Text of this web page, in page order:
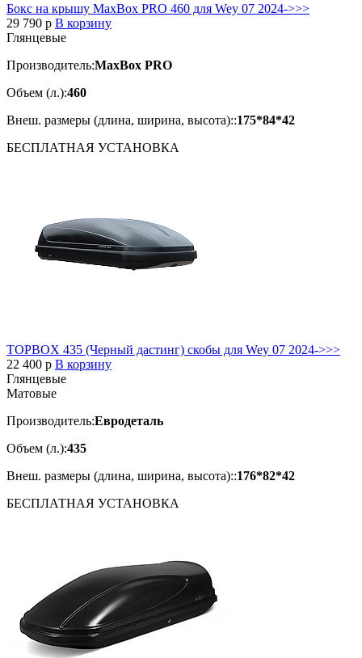
Бокс на крышу MaxBox PRO 460 для Wey 07 2024->>>
29 790 p В корзину
Глянцевые
Производитель:MaxBox PRO
Объем (л.):460
Внеш. размеры (длина, ширина, высота)::175*84*42
БЕСПЛАТНАЯ УСТАНОВКА
TOPBOX 435 (Черный дастинг) скобы для Wey 07 2024->>>
22 400 p В корзину
Глянцевые
Матовые
Производитель:Евродеталь
Объем (л.):435
Внеш. размеры (длина, ширина, высота)::176*82*42
БЕСПЛАТНАЯ УСТАНОВКА